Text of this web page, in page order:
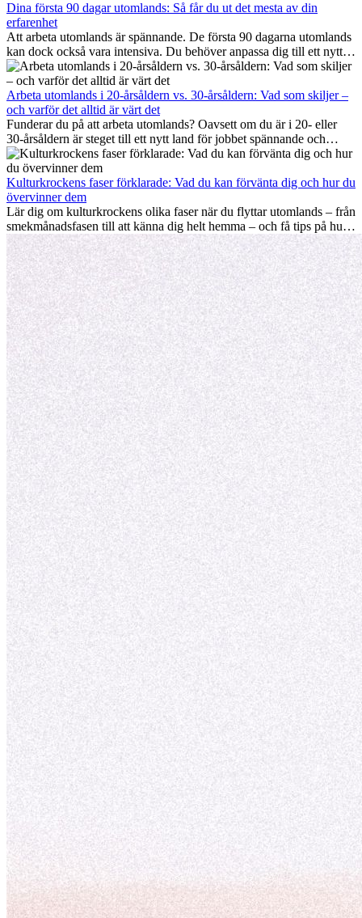
Dina första 90 dagar utomlands: Så får du ut det mesta av din
erfarenhet
Att arbeta utomlands är spännande. De första 90 dagarna utomlands
kan dock också vara intensiva. Du behöver anpassa dig till ett nytt
jobb, bygga ett socialt nätverk, förstå kulturen och hantera
hemlängtan. Denna expat-guide visar hur du kan utnyttja dina första
månader utomlands på bästa sätt, så att du blir framgångsrik i arbetet
och utvecklas personligt. Om du följer dessa tips blir det lättare att
arbeta utomlands och du kan njuta av din utlandserfarenhet från
början.
Arbeta utomlands i 20-årsåldern vs. 30-årsåldern: Vad som skiljer –
och varför det alltid är värt det
Funderar du på att arbeta utomlands? Oavsett om du är i 20- eller
30-årsåldern är steget till ett nytt land för jobbet spännande och
ibland utmanande. Många undrar om åldern spelar någon roll.
Sanningen är: internationell erfarenhet är alltid värdefull. Den kan
driva din karriär framåt, främja personlig utveckling och ge dig
värdefulla kulturella insikter som kan förändra ditt liv.
Kulturkrockens faser förklarade: Vad du kan förvänta dig och hur du
övervinner dem
Lär dig om kulturkrockens olika faser när du flyttar utomlands – från
smekmånadsfasen till att känna dig helt hemma – och få tips på hur
du kan hantera utmaningar och växa som person.